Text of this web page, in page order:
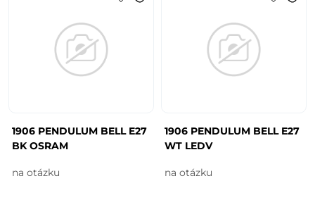
1906 PENDULUM BELL E27
BK OSRAM
na otázku
1906 PENDULUM BELL E27
WT LEDV
na otázku